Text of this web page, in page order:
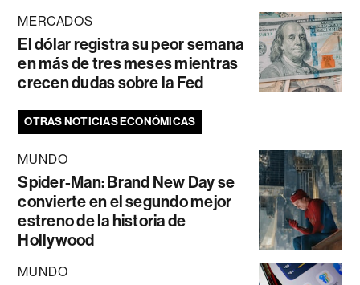
MERCADOS
El dólar registra su peor semana
en más de tres meses mientras
crecen dudas sobre la Fed
OTRAS NOTICIAS ECONÓMICAS
MUNDO
Spider-Man: Brand New Day se
convierte en el segundo mejor
estreno de la historia de
Hollywood
MUNDO